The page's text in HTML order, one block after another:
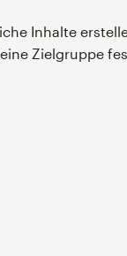
Inhalte
Zielgruppe